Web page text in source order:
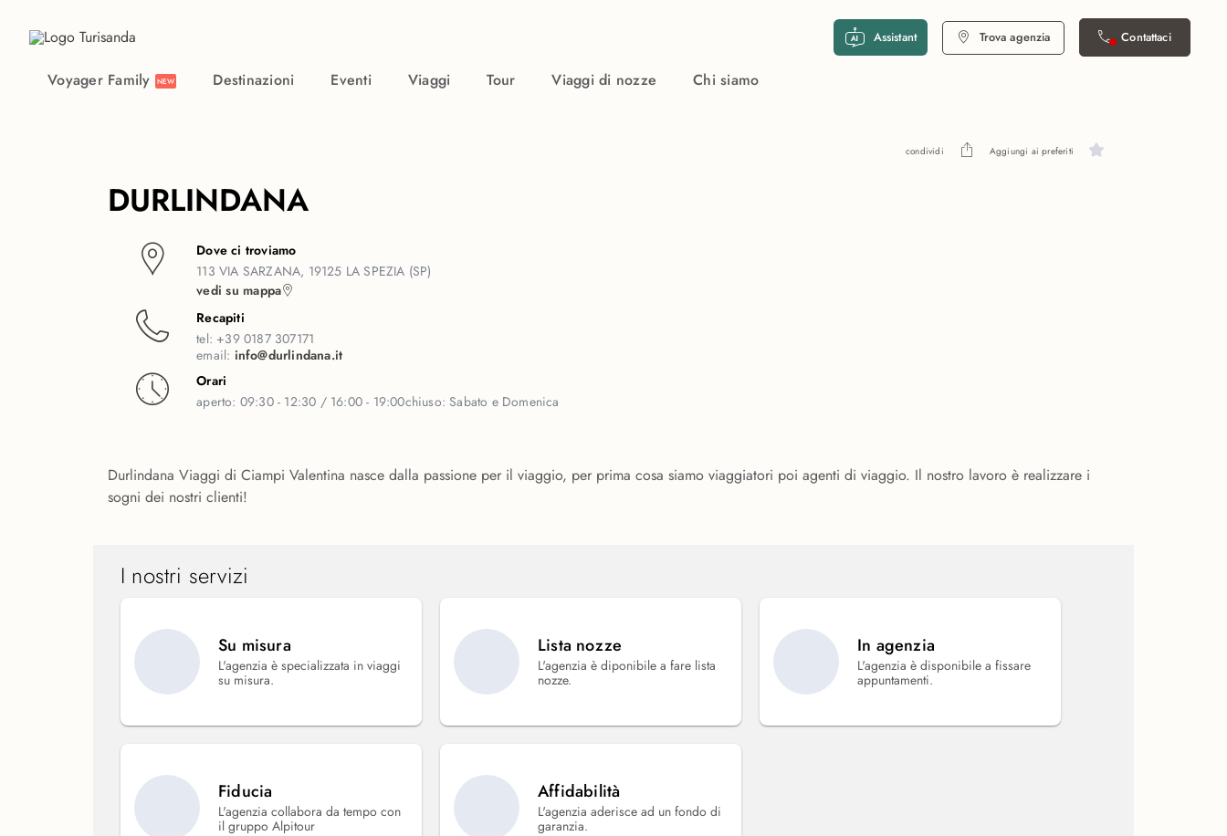
Assistant Trova agenzia Contattaci
Voyager Family NEW Destinazioni Eventi Viaggi Tour Viaggi di nozze Chi siamo
condividi Aggiungi ai preferiti
DURLINDANA
Dove ci troviamo
113 VIA SARZANA, 19125 LA SPEZIA (SP)
vedi su mappa
Recapiti
tel: +39 0187 307171
email: info@durlindana.it
Orari
aperto: 09:30 - 12:30 / 16:00 - 19:00chiuso:Sabato e Domenica
Durlindana Viaggi di Ciampi Valentina nasce dalla passione per il viaggio, per prima cosa siamo viaggiatori poi agenti di viaggio. Il nostro lavoro è realizzare i
sogni dei nostri clienti!
I nostri servizi
Su misura
L'agenzia è specializzata in viaggi
su misura.
Lista nozze
L'agenzia è diponibile a fare lista
nozze.
In agenzia
L'agenzia è disponibile a fissare
appuntamenti.
Fiducia
L'agenzia collabora da tempo con
il gruppo Alpitour
Affidabilità
L'agenzia aderisce ad un fondo di
garanzia.